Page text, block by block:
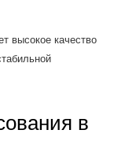
высокое качество
в